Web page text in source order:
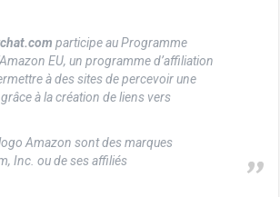
participe au Programme
EU, un programme d’affiliation
à des sites de percevoir une
à la création de liens vers
Amazon sont des marques
Inc. ou de ses affiliés